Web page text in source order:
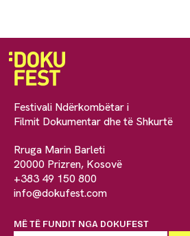
Festivali Ndërkombëtar i
Filmit Dokumentar dhe të Shkurtë
Rruga Marin Barleti
20000 Prizren, Kosovë
+383 49 150 800
info@dokufest.com
MË TË FUNDIT NGA DOKUFEST